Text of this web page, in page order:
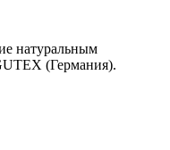
натуральным
(Германия).